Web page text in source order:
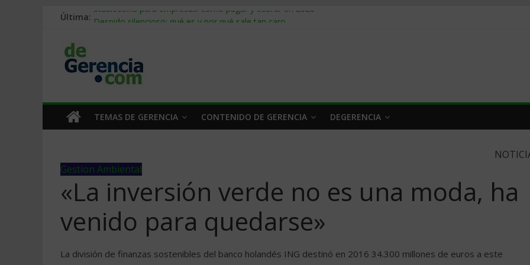
Última: Stablecoins para empresas: cómo pagar y cobrar en 2026
Trabajo forzoso en la cadena de suministro: qué hacer
Mercado hispano de EE. UU.: cómo segmentarlo y venderle
TEMAS DE GERENCIA CONTENIDO DE GERENCIA DEGERENCIA
Gestion Ambiental
«La inversión verde no es una moda, ha
venido para quedarse»
La división de finanzas sostenibles del banco holandés ING destinó en 2016 34.300 millones de euros a este